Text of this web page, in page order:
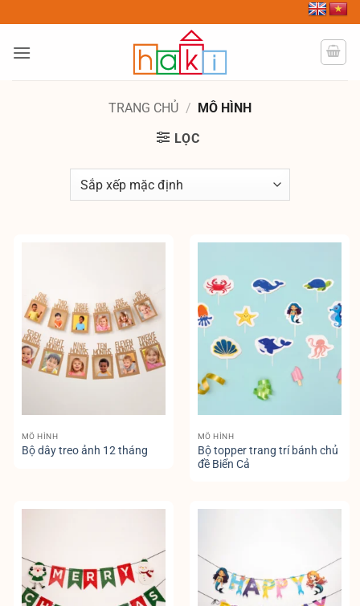
qua
nội
TRANG CHỦ / MÔ HÌNH
LỌC
MÔ HÌNH
Bộ dây treo ảnh 12 tháng
MÔ HÌNH
Bộ topper trang trí bánh chủ
đề Biển Cả